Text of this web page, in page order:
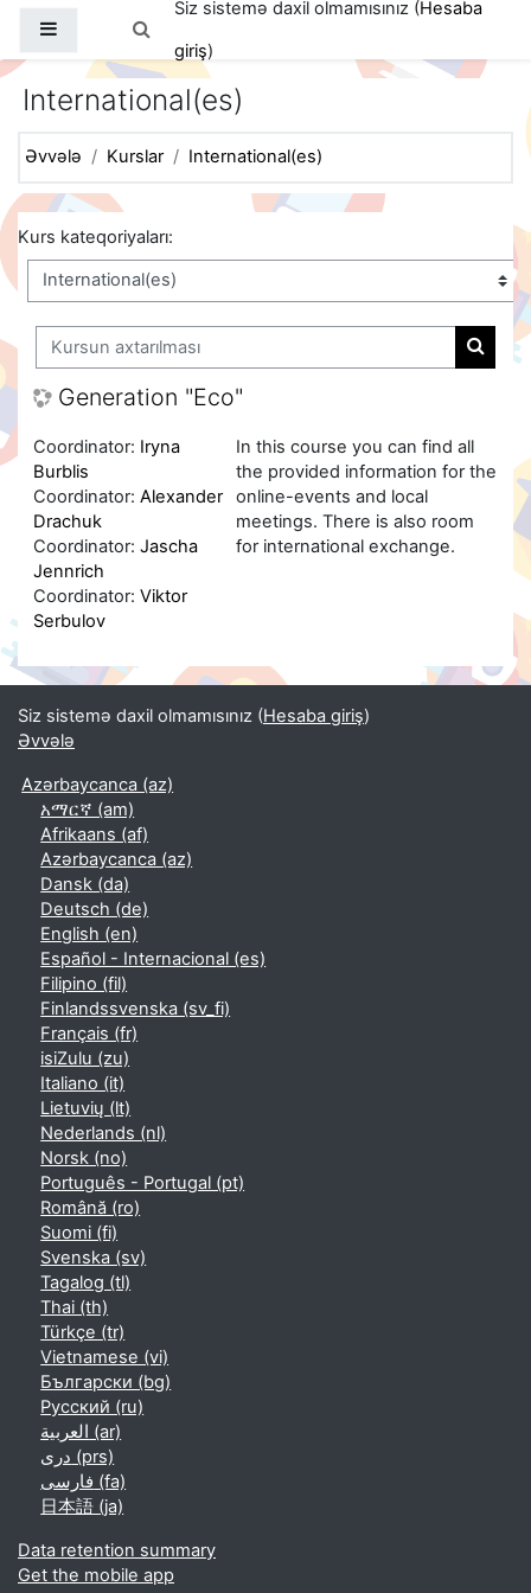
Yan panel
Siz sistemə daxil olmamısınız (Hesaba
giriş)
International(es)
Əvvələ Kurslar International(es)
Kurs kateqoriyaları:
Kursun axtarılması
Generation "Eco"
In this course you can find all
the provided information for the
online-events and local
meetings. There is also room
for international exchange.
Coordinator: Iryna
Burblis
Coordinator: Alexander
Drachuk
Coordinator: Jascha
Jennrich
Coordinator: Viktor
Serbulov
Siz sistemə daxil olmamısınız (Hesaba giriş)
Əvvələ
Azərbaycanca ‎(az)‎
አማርኛ ‎(am)‎
Afrikaans ‎(af)‎
Azərbaycanca ‎(az)‎
Dansk ‎(da)‎
Deutsch ‎(de)‎
English ‎(en)‎
Español - Internacional ‎(es)‎
Filipino ‎(fil)‎
Finlandssvenska ‎(sv_fi)‎
Français ‎(fr)‎
isiZulu ‎(zu)‎
Italiano ‎(it)‎
Lietuvių ‎(lt)‎
Nederlands ‎(nl)‎
Norsk ‎(no)‎
Português - Portugal ‎(pt)‎
Română ‎(ro)‎
Suomi ‎(fi)‎
Svenska ‎(sv)‎
Tagalog ‎(tl)‎
Thai ‎(th)‎
Türkçe ‎(tr)‎
Vietnamese ‎(vi)‎
Български ‎(bg)‎
Русский ‎(ru)‎
العربية ‎(ar)‎
دری ‎(prs)‎
فارسی ‎(fa)‎
日本語 ‎(ja)‎
Data retention summary
Get the mobile app